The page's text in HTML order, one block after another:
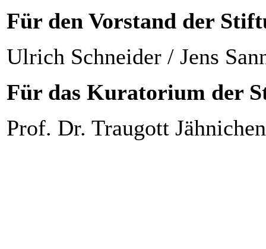
Für den Vorstand der
Ulrich Schneider / Jens
Für das Kuratorium der
Prof. Dr. Traugott Jähnichen